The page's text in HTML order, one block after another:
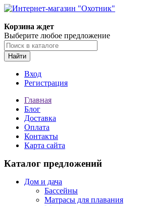
Корзина ждет
Выберите любое предложение
Найти
Вход
Регистрация
Главная
Блог
Доставка
Оплата
Контакты
Карта сайта
Каталог предложений
Дом и дача
Бассейны
Матрасы для плавания